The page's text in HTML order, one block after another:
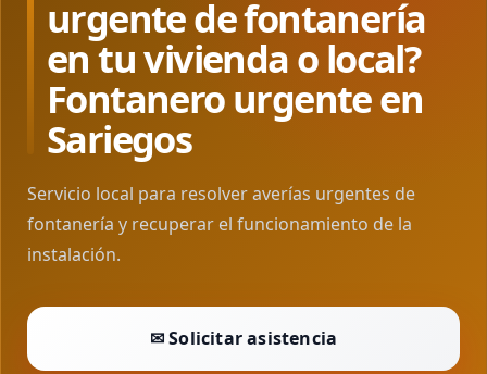
urgente de fontanería
en tu vivienda o local?
Fontanero urgente en
Sariegos
Servicio local para resolver averías urgentes de
fontanería y recuperar el funcionamiento de la
instalación.
✉ Solicitar asistencia